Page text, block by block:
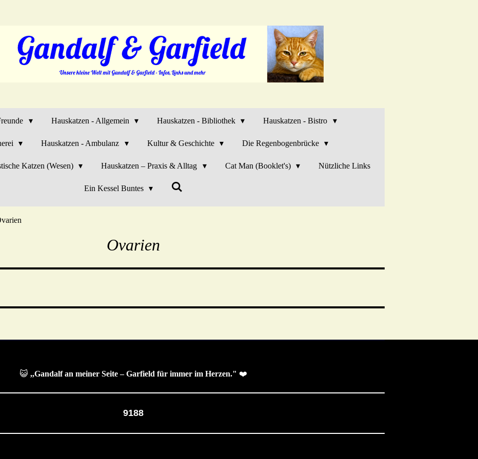
Hauskatzen - Allgemein Hauskatzen - Bibliothek Hauskatzen - Bistro
Hauskatzen - Ambulanz Kultur & Geschichte Die Regenbogenbrücke
Katzen (Wesen) Hauskatzen – Praxis & Alltag Cat Man (Booklet's) Nützliche Links
Ein Kessel Buntes
Ovarien
😺 ,,Gandalf an meiner Seite – Garfield für immer im Herzen." ❤️
9188